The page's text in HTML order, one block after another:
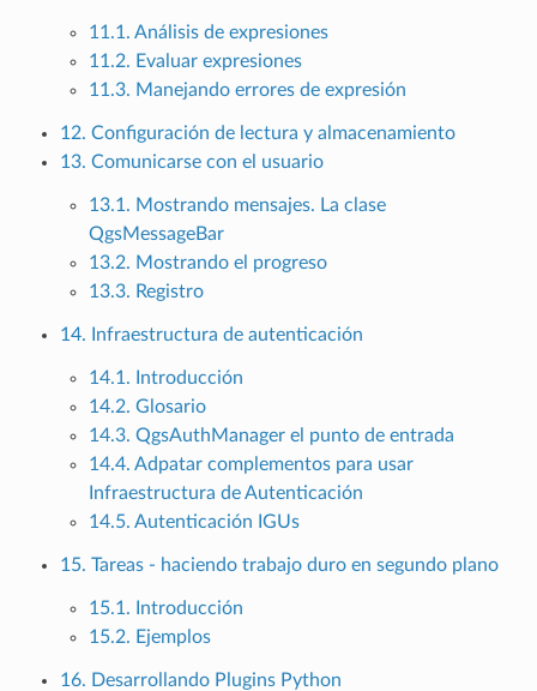
11.1. Análisis de expresiones
11.2. Evaluar expresiones
11.3. Manejando errores de expresión
12. Configuración de lectura y almacenamiento
13. Comunicarse con el usuario
13.1. Mostrando mensajes. La clase
QgsMessageBar
13.2. Mostrando el progreso
13.3. Registro
14. Infraestructura de autenticación
14.1. Introducción
14.2. Glosario
14.3. QgsAuthManager el punto de entrada
14.4. Adpatar complementos para usar
Infraestructura de Autenticación
14.5. Autenticación IGUs
15. Tareas - haciendo trabajo duro en segundo plano
15.1. Introducción
15.2. Ejemplos
16. Desarrollando Plugins Python